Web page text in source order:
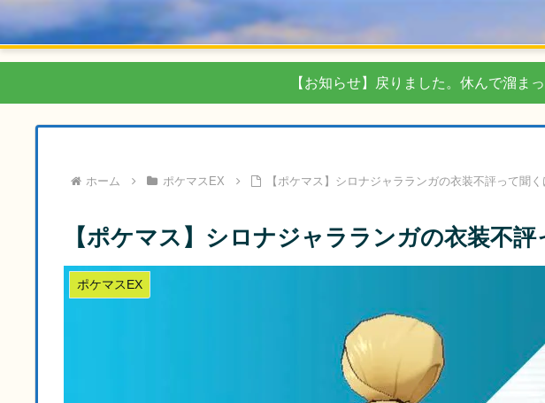
【お知らせ】戻りました。休んで溜ま
ホーム ポケマスEX 【ポケマス】シロナジャラランガの衣装不評って聞く
【ポケマス】シロナジャラランガの衣装不
ポケマスEX